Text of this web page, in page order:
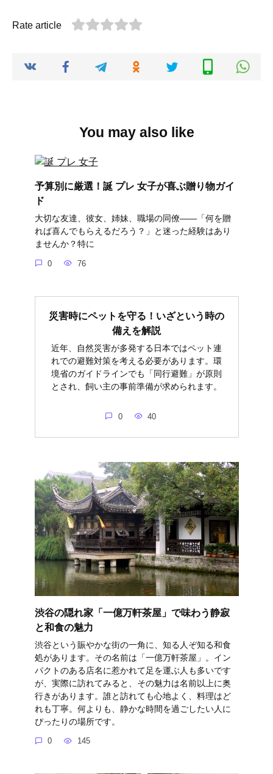
Rate article
You may also like
予算別に厳選！誕 プレ 女子が喜ぶ贈り物ガイ
ド
大切な友達、彼女、姉妹、職場の同僚――「何を贈
れば喜んでもらえるだろう？」と迷った経験はあり
ませんか？特に
0 76
災害時にペットを守る！いざという時の
備えを解説
近年、自然災害が多発する日本ではペット連
れでの避難対策を考える必要があります。環
境省のガイドラインでも「同行避難」が原則
とされ、飼い主の事前準備が求められます。
0 40
渋谷の隠れ家「一億万軒茶屋」で味わう静寂
と和食の魅力
渋谷という賑やかな街の一角に、知る人ぞ知る和食
処があります。その名前は「一億万軒茶屋」。イン
パクトのある店名に惹かれて足を運ぶ人も多いです
が、実際に訪れてみると、その魅力は名前以上に奥
行きがあります。誰と訪れても心地よく、料理はど
れも丁寧。何よりも、静かな時間を過ごしたい人に
ぴったりの場所です。
0 145